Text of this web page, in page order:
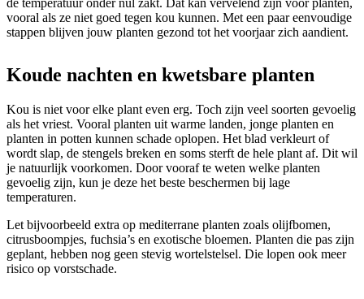
vooral als ze niet goed tegen kou kunnen. Met een paar eenvoudige
stappen blijven jouw planten gezond tot het voorjaar zich aandient.
Koude nachten en kwetsbare planten
Kou is niet voor elke plant even erg. Toch zijn veel soorten gevoelig
als het vriest. Vooral planten uit warme landen, jonge planten en
planten in potten kunnen schade oplopen. Het blad verkleurt of
wordt slap, de stengels breken en soms sterft de hele plant af. Dit wil
je natuurlijk voorkomen. Door vooraf te weten welke planten
gevoelig zijn, kun je deze het beste beschermen bij lage
temperaturen.
Let bijvoorbeeld extra op mediterrane planten zoals olijfbomen,
citrusboompjes, fuchsia’s en exotische bloemen. Planten die pas zijn
geplant, hebben nog geen stevig wortelstelsel. Die lopen ook meer
risico op vorstschade.